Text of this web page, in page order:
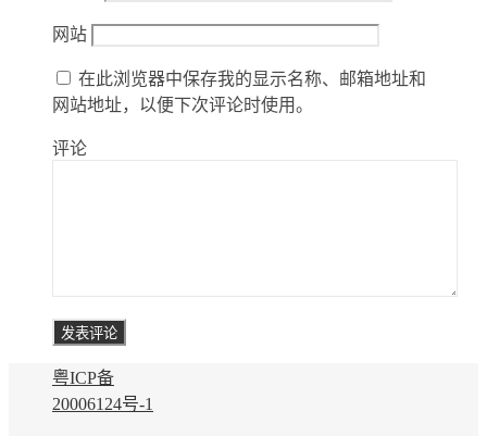
网站
在此浏览器中保存我的显示名称、邮箱地址和
网站地址，以便下次评论时使用。
评论
粤ICP备
20006124号-1